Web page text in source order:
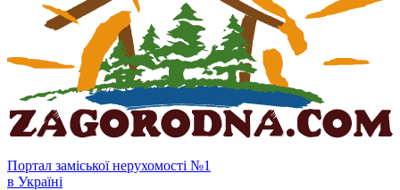
Портал заміської нерухомості №1
в Україні